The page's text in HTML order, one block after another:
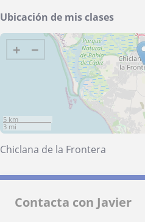
Ubicación de mis clases
+ −
5 km
3 mi
Chiclana de la Frontera
Contacta con Javier